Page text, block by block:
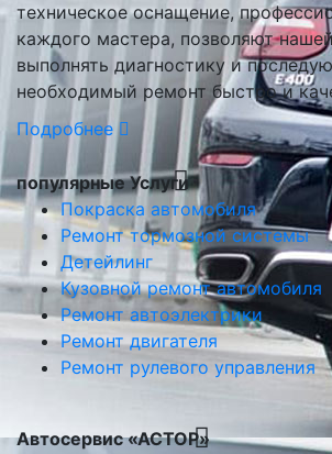
техническое оснащение,
каждого мастера, позволяют
выполнять диагностику и
необходимый ремонт быстро и
Подробнее
популярные Услуги
Покраска автомобиля
Ремонт тормозной системы
Детейлинг
Кузовной ремонт автомобиля
Ремонт автоэлектрики
Ремонт двигателя
Ремонт рулевого управления
Автосервис «АСТОР»